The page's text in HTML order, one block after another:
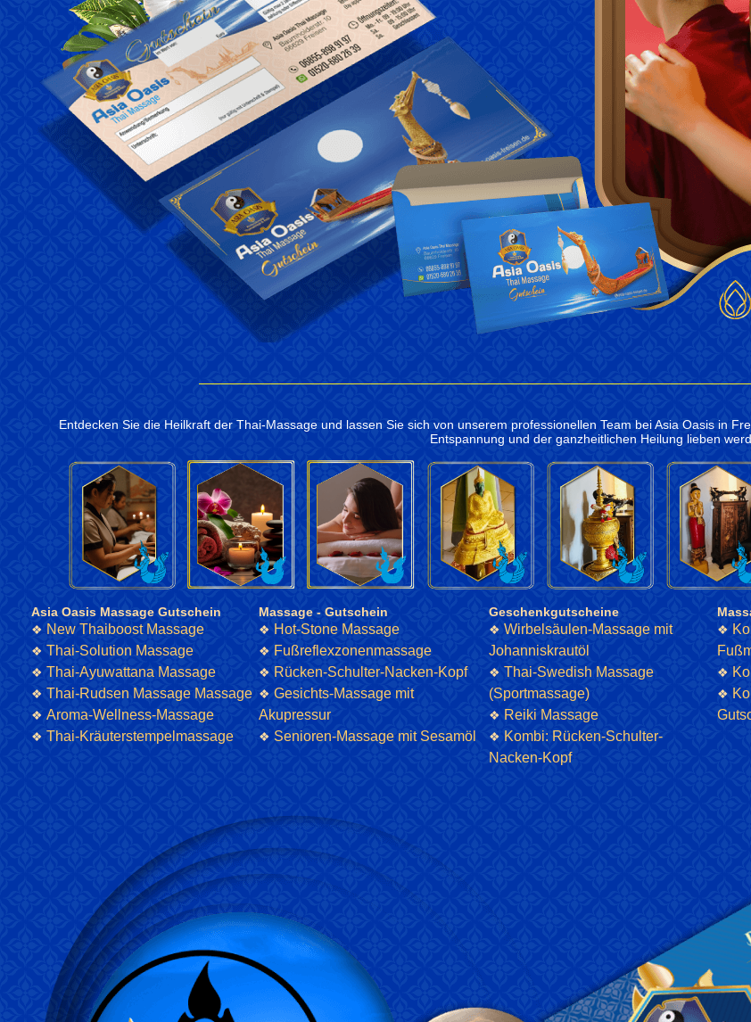
Entdecken Sie die Heilkraft der Thai-Massage und lassen Sie sich von unserem professionellen Team bei Asia Oasis in
Entspannung und der ganzheitlichen Heilung lieben
Asia Oasis Massage Gutschein
❖ New Thaiboost Massage
❖ Thai-Solution Massage
❖ Thai-Ayuwattana Massage
❖ Thai-Rudsen Massage Massage
❖ Aroma-Wellness-Massage
❖ Thai-Kräuterstempelmassage
Massage - Gutschein
❖ Hot-Stone Massage
❖ Fußreflexzonenmassage
❖ Rücken-Schulter-Nacken-Kopf
❖ Gesichts-Massage mit
Akupressur
❖ Senioren-Massage mit Sesamöl
Geschenkgutscheine
❖ Wirbelsäulen-Massage mit
Johanniskrautöl
❖ Thai-Swedish Massage
(Sportmassage)
❖ Reiki Massage
❖ Kombi: Rücken-Schulter-
Nacken-Kopf
❖
❖
❖